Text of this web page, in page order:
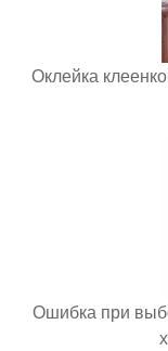
Оклейка
Ошибка при